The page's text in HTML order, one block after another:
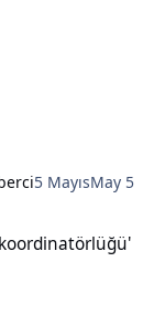
5 MayısMay 5